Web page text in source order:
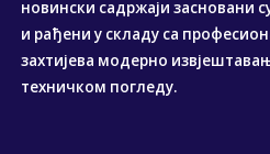
новински садржаји засновани
и рађени у складу са
захтијева модерно
техничком погледу.